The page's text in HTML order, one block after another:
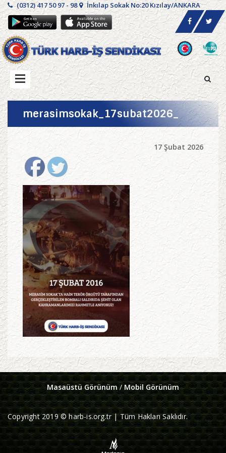
(0312) 417 50 97 - 98 İnkılap Sokak No:20 Kızılay/ANKARA
merasimsokak_17subat2026_
17 Şubat 2026
Masaüstü Görünüm/ Mobil Görünüm
Copyright 2019 © harb-is.org.tr | Tüm Hakları Saklıdır.